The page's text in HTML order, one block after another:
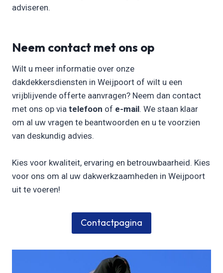
adviseren.
Neem contact met ons op
Wilt u meer informatie over onze
dakdekkersdiensten in Weijpoort of wilt u een
vrijblijvende offerte aanvragen? Neem dan contact
met ons op via telefoon of e-mail. We staan klaar
om al uw vragen te beantwoorden en u te voorzien
van deskundig advies.
Kies voor kwaliteit, ervaring en betrouwbaarheid. Kies
voor ons om al uw dakwerkzaamheden in Weijpoort
uit te voeren!
Contactpagina